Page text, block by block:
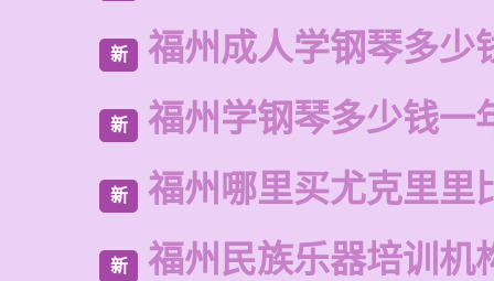
新 福州成人学钢琴多少
新 福州学钢琴多少钱一
新 福州哪里买尤克里里
新 福州民族乐器培训机